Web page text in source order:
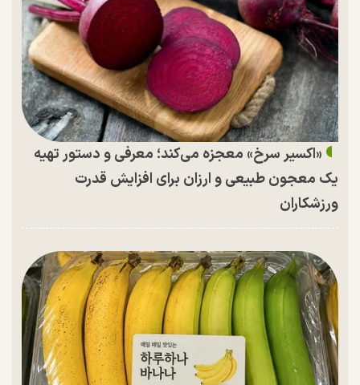
«اکسیر سرخ» معجزه می‌کند؛ معرفی و دستور تهیه
یک معجون طبیعی و ارزان برای افزایش قدرت
ورزشکاران